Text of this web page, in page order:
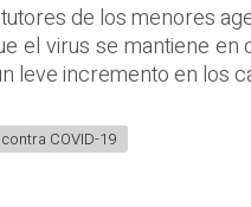
de los menores
el virus se mantiene
leve incremento en los
COVID-19